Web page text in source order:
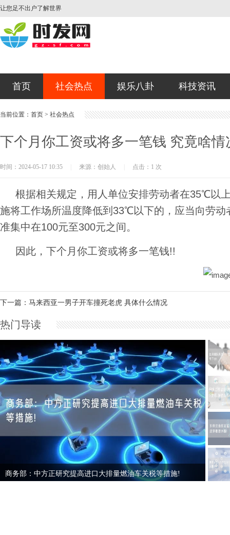
让您足不出户了解世界
首页 社会热点 娱乐八卦 科技资讯
当前位置： 首页 > 社会热点
下个月你工资或将多一笔钱 究竟啥情
时间：2024-05-17 10:35 来源：创始人 点击：1 次
根据相关规定，用人单位安排劳动者在35℃以
施将工作场所温度降低到33℃以下的，应当向劳
准集中在100元至300元之间。
因此，下个月你工资或将多一笔钱!!
下一篇：马来西亚一男子开车撞死老虎 具体什么情况
热门导读
商务部：中方正研究提高进口大排量燃油车关税等措施!